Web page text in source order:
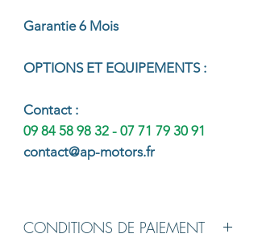
Garantie 6 Mois
OPTIONS ET EQUIPEMENTS :
Contact :
09 84 58 98 32 - 07 71 79 30 91
contact@ap-motors.fr
CONDITIONS DE PAIEMENT